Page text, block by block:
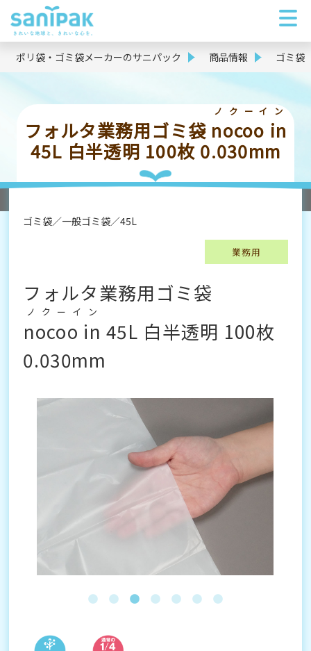
ポリ袋・ゴミ袋メーカーのサニパック 商品情報 ゴミ袋
フォルタ業務用ゴミ袋 nocoo in
ノクーイン
45L 白半透明 100枚 0.030mm
ゴミ袋 一般ゴミ袋 45L
業務用
フォルタ業務用ゴミ袋
nocoo in
ノクーイン
45L 白半透明 100枚
0.030mm